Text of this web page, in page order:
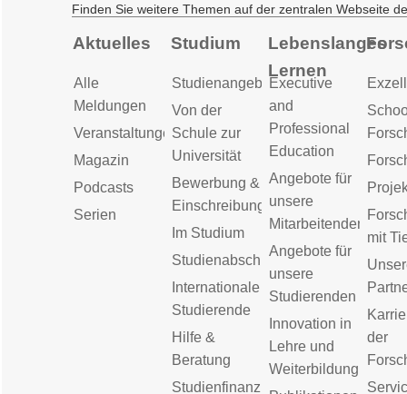
Finden Sie weitere Themen auf der zentralen Webseite
Aktuelles
Alle
Meldungen
Veranstaltungen
Magazin
Podcasts
Serien
Studium
Studienangebot
Von der
Schule zur
Universität
Bewerbung &
Einschreibung
Im Studium
Studienabschluss
Internationale
Studierende
Hilfe &
Beratung
Studienfinanzierung
Lebenslanges
Lernen
Executive
and
Professional
Education
Angebote für
unsere
Mitarbeitenden
Angebote für
unsere
Studierenden
Innovation in
Lehre und
Weiterbildung
mit
der